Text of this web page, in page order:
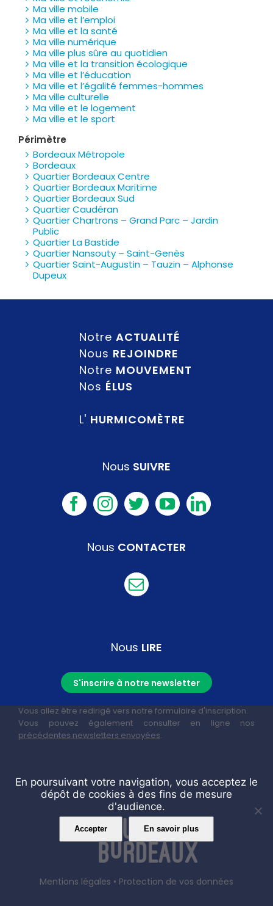
Ma ville mobile
Ma ville et l’emploi
Ma ville et la santé
Ma ville numérique
Ma ville plus sûre au quotidien
Ma ville et la transition écologique
Ma ville et l’éducation
Ma ville et l’égalité femmes-hommes
Ma ville culturelle
Ma ville et le logement
Ma ville et le sport
Périmètre
Bordeaux Métropole
Bordeaux
Quartier Bordeaux Centre
Quartier Bordeaux Maritime
Quartier Bordeaux Sud
Quartier Caudéran
Quartier Chartrons – Grand Parc – Jardin
Public
Quartier La Bastide
Quartier Nansouty – Saint-Genès
Quartier Saint-Augustin – Tauzin – Alphonse
Dupeux
Notre ACTUALITÉ
Nous REJOINDRE
Notre MOUVEMENT
Nos ÉLUS
L' HURMICOMÈTRE
Nous SUIVRE
Nous CONTACTER
Nous LIRE
S'inscrire à notre newsletter
Vous allez être redirigé vers notre formulaire d'inscription.
Vous pouvez également consulter en ligne nos
précédentes newsletters envoyées.
Mentions légales • Protection de vos données
En poursuivant votre navigation, vous acceptez le
dépôt de cookies à des fins de mesure
d'audience.
Accepter En savoir plus